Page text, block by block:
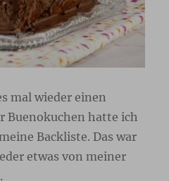
mal wieder einen
Buenokuchen hatte ich
Backliste. Das war
etwas von meiner